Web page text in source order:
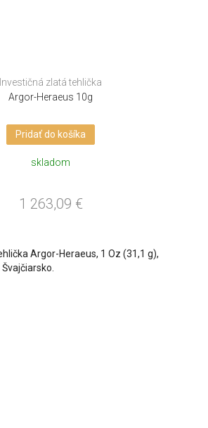
Investičná zlatá tehlička
Argor-Heraeus 10g
Pridať do košíka
skladom
1 263,09 €